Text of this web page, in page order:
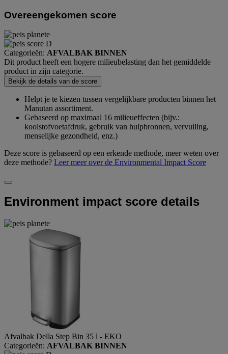
Overeengekomen score
Categorieën: AFVALBAK BINNEN
Dit product heeft een hogere milieubelasting dan het gemiddelde
product in zijn categorie.
Bekijk de details van de score
Helpt je te kiezen tussen vergelijkbare producten binnen het
Manutan assortiment.
Gebaseerd op maximaal 16 milieueffecten (bijv.:
koolstofvoetafdruk, gebruik van hulpbronnen, vervuiling,
menselijke gezondheid, enz.)
Deze score is gebaseerd op een erkende methode, meer weten over
deze methode? Leer meer over de Environmental Impact Score
Environment impact score details
Afvalbak Della Step Bin 35 l - EKO
Categorieën: AFVALBAK BINNEN